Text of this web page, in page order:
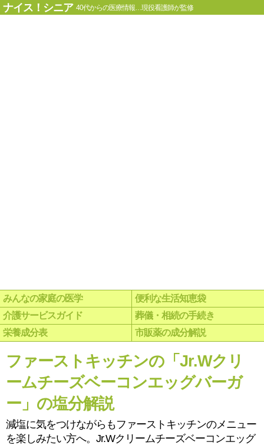
ナイス！シニア 40代からの医療情報…現役看護師が監修
みんなの家庭の医学
便利な生活知恵袋
介護サービスガイド
葬儀・相続の手続き
栄養成分表
市販薬の成分解説
ファーストキッチンの「Jr.Wクリ
ームチーズベーコンエッグバーガ
ー」の塩分解説
減塩に気をつけながらもファーストキッチンのメニュー
を楽しみたい方へ。Jr.Wクリームチーズベーコンエッグ